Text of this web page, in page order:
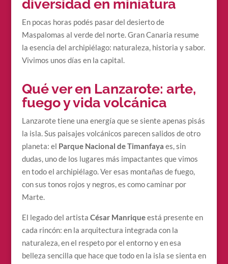
diversidad en miniatura
En pocas horas podés pasar del desierto de
Maspalomas al verde del norte. Gran Canaria resume
la esencia del archipiélago: naturaleza, historia y sabor.
Vivimos unos días en la capital.
Qué ver en Lanzarote: arte,
fuego y vida volcánica
Lanzarote tiene una energía que se siente apenas pisás
la isla. Sus paisajes volcánicos parecen salidos de otro
planeta: el Parque Nacional de Timanfaya es, sin
dudas, uno de los lugares más impactantes que vimos
en todo el archipiélago. Ver esas montañas de fuego,
con sus tonos rojos y negros, es como caminar por
Marte.
El legado del artista César Manriqueestá presente en
cada rincón: en la arquitectura integrada con la
naturaleza, en el respeto por el entorno y en esa
belleza sencilla que hace que todo en la isla se sienta en